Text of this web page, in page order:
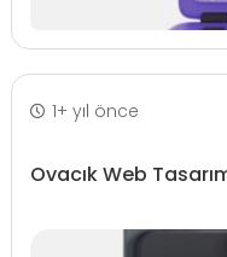
1+ yıl önce
Ovacık Web